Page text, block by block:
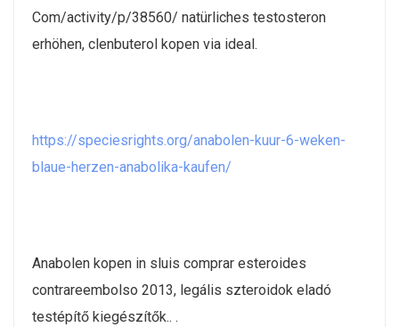
Com/activity/p/38560/ natürliches testosteron
erhöhen, clenbuterol kopen via ideal.
https://speciesrights.org/anabolen-kuur-6-weken-
blaue-herzen-anabolika-kaufen/
Anabolen kopen in sluis comprar esteroides
contrareembolso 2013, legális szteroidok eladó
testépítő kiegészítők.. .